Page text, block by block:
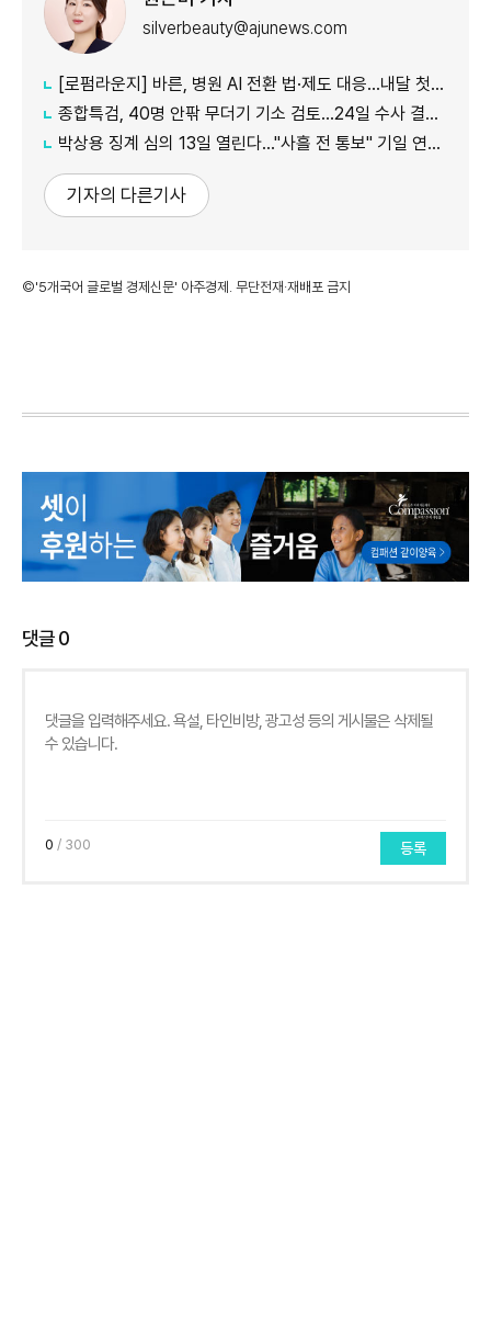
silverbeauty@ajunews.com
[로펌라운지] 바른, 병원 AI 전환 법·제도 대응…내달 첫 혁신 리더스 포럼
종합특검, 40명 안팎 무더기 기소 검토…24일 수사 결과 발표
박상용 징계 심의 13일 열린다…"사흘 전 통보" 기일 연기 신청
기자의 다른기사
©'5개국어 글로벌 경제신문' 아주경제. 무단전재·재배포 금지
댓글0
0 / 300 등록